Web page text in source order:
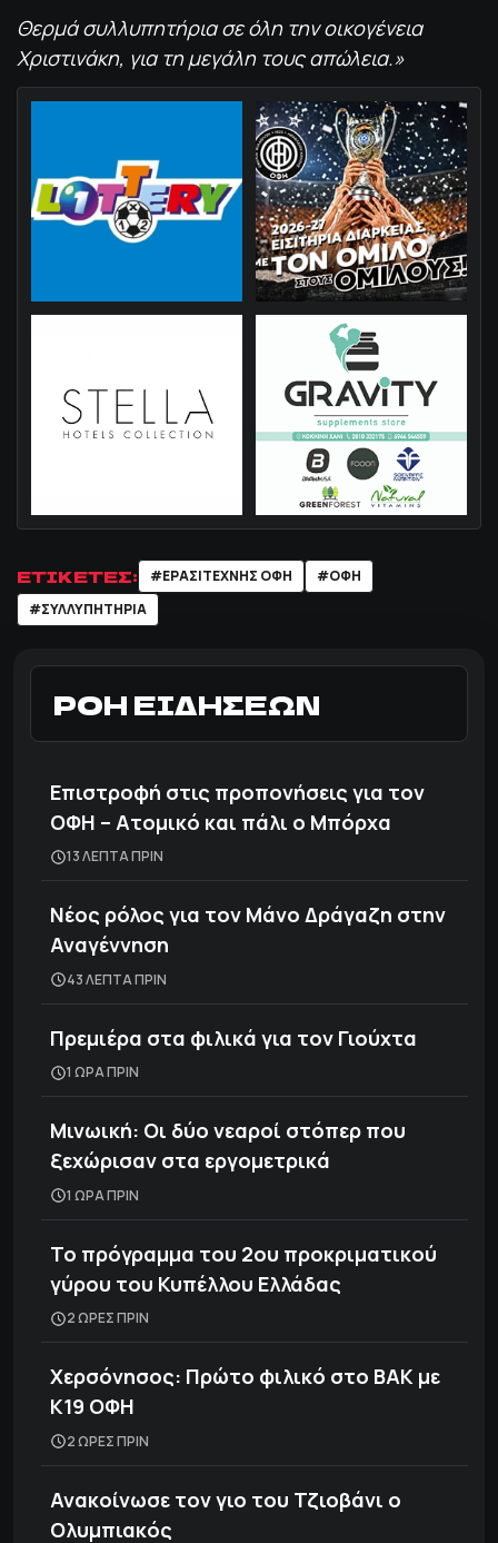
Θερμά συλλυπητήρια σε όλη την οικογένεια
Χριστινάκη, για τη μεγάλη τους απώλεια.»
ΕΤΙΚΕΤΕΣ: #ΕΡΑΣΙΤΕΧΝΗΣ ΟΦΗ
#ΟΦΗ
#ΣΥΛΛΥΠΗΤΗΡΙΑ
ΡΟΗ ΕΙΔΗΣΕΩΝ
Επιστροφή στις προπονήσεις για τον
ΟΦΗ – Ατομικό και πάλι ο Μπόρχα
13 ΛΕΠΤΑ ΠΡΙΝ
Νέος ρόλος για τον Μάνο Δράγαζη στην
Αναγέννηση
43 ΛΕΠΤΑ ΠΡΙΝ
Πρεμιέρα στα φιλικά για τον Γιούχτα
1 ΩΡΑ ΠΡΙΝ
Μινωική: Οι δύο νεαροί στόπερ που
ξεχώρισαν στα εργομετρικά
1 ΩΡΑ ΠΡΙΝ
Το πρόγραμμα του 2ου προκριματικού
γύρου του Κυπέλλου Ελλάδας
2 ΩΡΕΣ ΠΡΙΝ
Χερσόνησος: Πρώτο φιλικό στο ΒΑΚ με
Κ19 ΟΦΗ
2 ΩΡΕΣ ΠΡΙΝ
Ανακοίνωσε τον γιο του Τζιοβάνι ο
Ολυμπιακός